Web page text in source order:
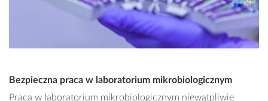
Bezpieczna praca w laboratorium mikrobiologicznym
Praca w laboratorium mikrobiologicznym niewątpliwie